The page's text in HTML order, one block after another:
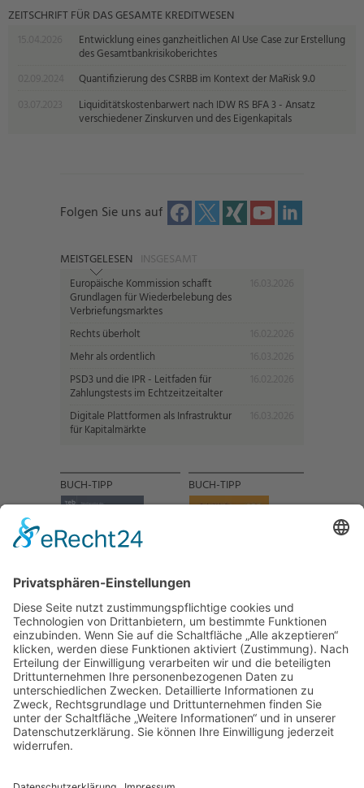
ZEITSCHRIFT FÜR DAS GESAMTE KREDITWESEN
Entwicklung eines ganzheitlichen AI Use Case zur Erstellung
des Gesamtbankrisikoberichtes
Quantifizierung des CSRBB im Kontext der MaRisk 9.0
Liquiditätskostenbarwert nach IDW RS BFA 3 - Ansatz
verschiedener Zinskurven und des Eigenkapitals
Folgen Sie uns auf
MEISTGELESEN INSGESAMT
Europäische Kommission schafft
Grundlagen für Wiederbelebung des
Verbriefungsmarktes
Rechts überholt
Mehr als ordentlich
PSD3 und die IPR - Leitfaden für
Zahlungstests im Echtzeitzeitalter
Digitale Plattformen als Infrastruktur
für Kapitalmärkte
BUCH-TIPP BUCH-TIPP